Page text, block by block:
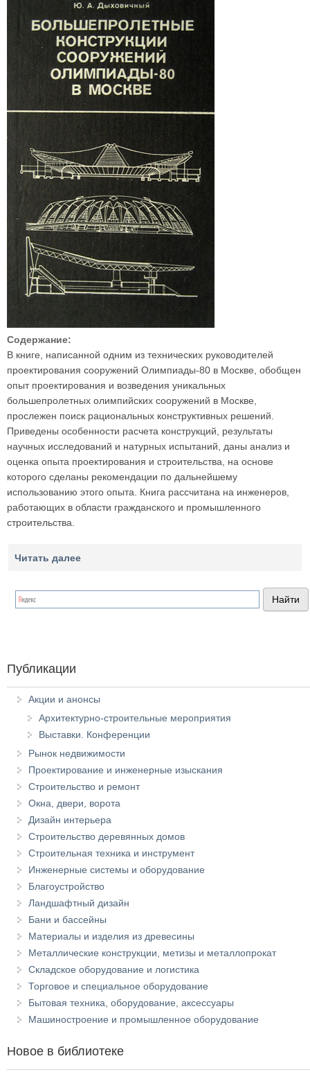
Содержание:
В книге, написанной одним из технических руководителей
проектирования сооружений Олимпиады-80 в Москве, обобщен
опыт проектирования и возведения уникальных
большепролетных олимпийских сооружений в Москве,
прослежен поиск рациональных конструктивных решений.
Приведены особенности расчета конструкций, результаты
научных исследований и натурных испытаний, даны анализ и
оценка опыта проектирования и строительства, на основе
которого сделаны рекомендации по дальнейшему
использованию этого опыта. Книга рассчитана на инженеров,
работающих в области гражданского и промышленного
строительства.
Читать далее
Публикации
Акции и анонсы
Архитектурно-строительные мероприятия
Выставки. Конференции
Рынок недвижимости
Проектирование и инженерные изыскания
Строительство и ремонт
Окна, двери, ворота
Дизайн интерьера
Строительство деревянных домов
Строительная техника и инструмент
Инженерные системы и оборудование
Благоустройство
Ландшафтный дизайн
Бани и бассейны
Материалы и изделия из древесины
Металлические конструкции, метизы и металлопрокат
Складское оборудование и логистика
Торговое и специальное оборудование
Бытовая техника, оборудование, аксессуары
Машиностроение и промышленное оборудование
Новое в библиотеке